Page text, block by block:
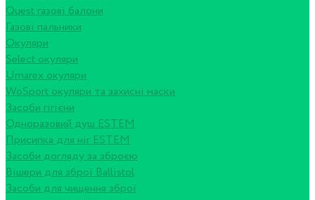
Quest газові балони
Газові пальники
Окуляри
Select окуляри
Umarex окуляри
WoSport окуляри та захисні маски
Засоби гігієни
Одноразовий душ ESTEM
Присипка для ніг ESTEM
Засоби догляду за зброєю
Вішери для зброї Ballistol
Засоби для чищення зброї